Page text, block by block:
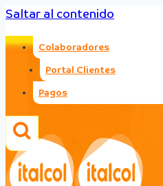
Saltar al contenido
Colaboradores
Portal Clientes
Pagos